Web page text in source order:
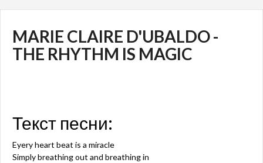
MARIE CLAIRE D'UBALDO -
THE RHYTHM IS MAGIC
Текст песни:
Eyery heart beat is a miracle
Simply breathing out and breathing in